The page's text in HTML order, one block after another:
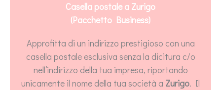
Casella postale a Zurigo
(Pacchetto Business)
Approfitta di un indirizzo prestigioso con una
casella postale esclusiva senza la dicitura c/o
nell’indirizzo della tua impresa, riportando
unicamente il nome della tua società a Zurigo. Il